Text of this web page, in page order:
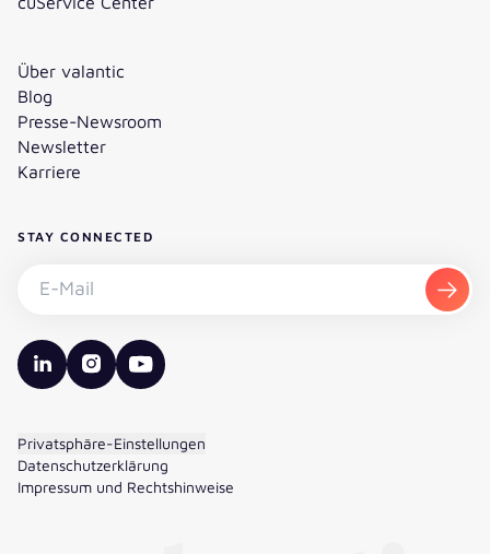
Über valantic
Blog
Presse-Newsroom
Newsletter
Karriere
STAY CONNECTED
valantic LinkedIn
valantic Instagram
valantic YouTube
Privatsphäre-Einstellungen
Datenschutzerklärung
Impressum und Rechtshinweise